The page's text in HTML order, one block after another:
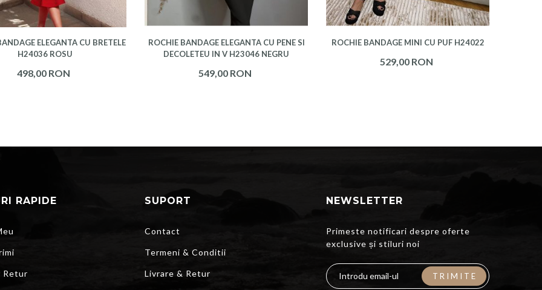
ELEGANTA CU BRETELE
H24036 ROSU
498,00 RON
ROCHIE BANDAGE ELEGANTA CU PENE SI
DECOLETEU IN V H23046 NEGRU
549,00 RON
ROCHIE BANDAGE MINI CU PUF H24022
529,00 RON
RAPIDE
Retur
SUPORT
Contact
Termeni & Conditii
Livrare & Retur
NEWSLETTER
Primeste notificari despre oferte
exclusive și stiluri noi
TRIMITE